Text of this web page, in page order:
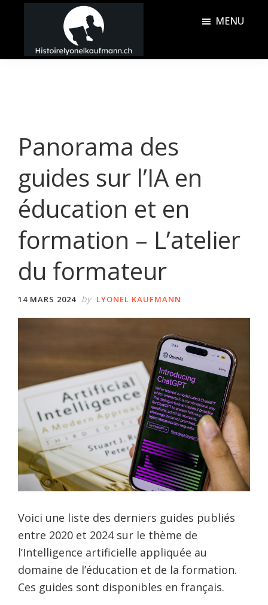
principal
barreHistoire
MENU
Panorama des
guides sur l’IA en
éducation et en
formation – L’atelier
du formateur
14 MARS 2024 by LYONEL KAUFMANN
Voici une liste des derniers guides publiés
entre 2020 et 2024 sur le thème de
l’Intelligence artificielle appliquée au
domaine de l’éducation et de la formation.
Ces guides sont disponibles en français.